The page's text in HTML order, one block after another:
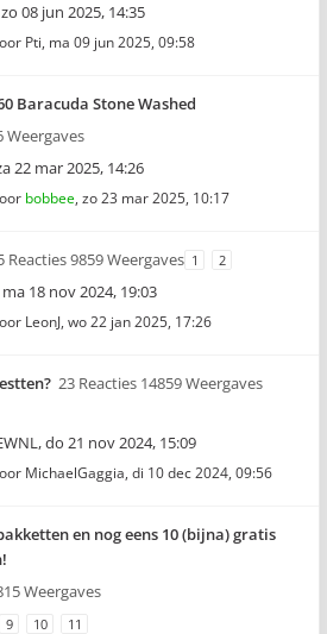
zo 08 jun 2025, 14:35
Pti, ma 09 jun 2025, 09:58
Baracuda Stone Washed
Weergaves
22 mar 2025, 14:26
bobbee, zo 23 mar 2025, 10:17
Reacties 9859 Weergaves 1 2
ma 18 nov 2024, 19:03
LeonJ, wo 22 jan 2025, 17:26
23 Reacties 14859 Weergaves
,do 21 nov 2024, 15:09
MichaelGaggia, di 10 dec 2024, 09:56
en nog eens 10 (bijna) gratis
Weergaves
9 10 11